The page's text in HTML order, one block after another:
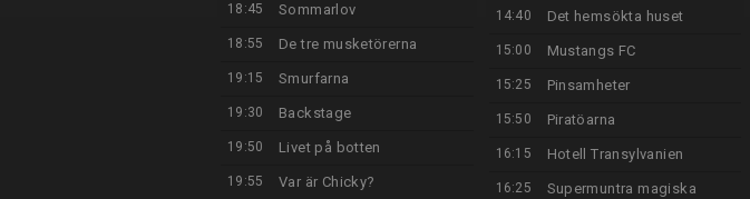
18:45 Sommarlov
18:55 De tre musketörerna
19:15 Smurfarna
19:30 Backstage
19:50 Livet på botten
19:55 Var är Chicky?
14:40 Det hemsökta huset
15:00 Mustangs FC
15:25 Pinsamheter
15:50 Piratöarna
16:15 Hotell Transylvanien
16:25
Supermuntra magiska